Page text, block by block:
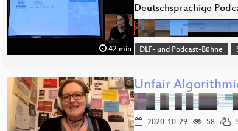
42 min
Deutschsprachige
DLF- und Podcast-Bühne
Unfair
2020-10-29 58